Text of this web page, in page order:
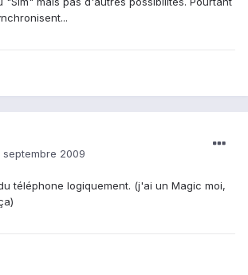
septembre 2009
téléphone logiquement. (j'ai un Magic moi,